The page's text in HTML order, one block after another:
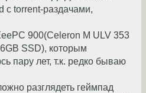
с torrent-раздачами,
900(Celeron M ULV 353
SSD), которым
пару лет, т.к. редко бываю
разглядеть геймпад